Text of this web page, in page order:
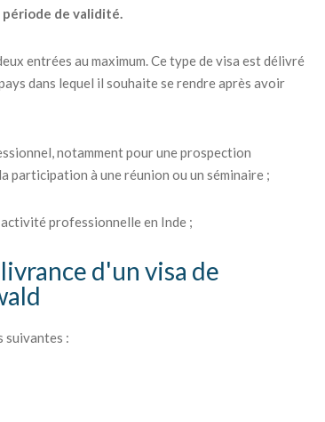
de validité.
entrées au maximum. Ce type de visa est délivré
dans lequel il souhaite se rendre après avoir
notamment pour une prospection
participation à une réunion ou un séminaire ;
professionnelle en Inde ;
d'un visa de
suivantes :